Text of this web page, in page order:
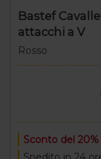
Bastef
attacchi a V
Rosso
Sconto del 20%